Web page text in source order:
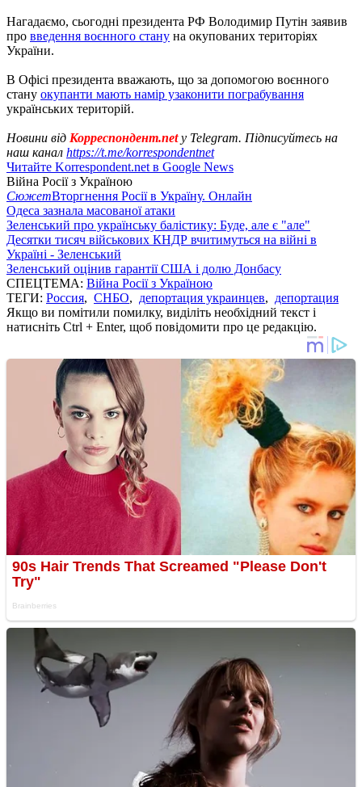
Нагадаємо, сьогодні президента РФ Володимир Путін заявив
про введення воєнного стану на окупованих територіях
України.
В Офісі президента вважають, що за допомогою воєнного
стану окупанти мають намір узаконити пограбування
українських територій.
Новини від Корреспондент.netу Telegram. Підписуйтесь на
наш канал https://t.me/korrespondentnet
Читайте Korrespondent.net в Google News
Війна Росії з Україною
СюжетВторгнення Росії в Україну. Онлайн
Одеса зазнала масованої атаки
Зеленський про українську балістику: Буде, але є "але"
Десятки тисяч військових КНДР вчитимуться на війні в
Україні - Зеленський
Зеленський оцінив гарантії США і долю Донбасу
СПЕЦТЕМА: Війна Росії з Україною
ТЕГИ: Россия, СНБО, депортация украинцев, депортация
Якщо ви помітили помилку, виділіть необхідний текст і
натисніть Ctrl + Enter, щоб повідомити про це редакцію.